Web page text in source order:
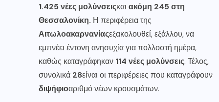
1.425 νέες μολύνσειςκαι ακόμη 245 στη
Θεσσαλονίκη. Η περιφέρεια της
Αιτωλοακαρνανίαςεξακολουθεί, εξάλλου, να
εμπνέει έντονη ανησυχία για πολλοστή ημέρα,
καθώς καταγράφηκαν 114 νέες μολύνσεις. Τέλος,
συνολικά 28είναι οι περιφέρειες που καταγράφουν
διψήφιοαριθμό νέων κρουσμάτων.